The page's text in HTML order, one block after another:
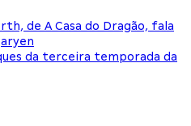
de A Casa do Dragão, fala
da terceira temporada da